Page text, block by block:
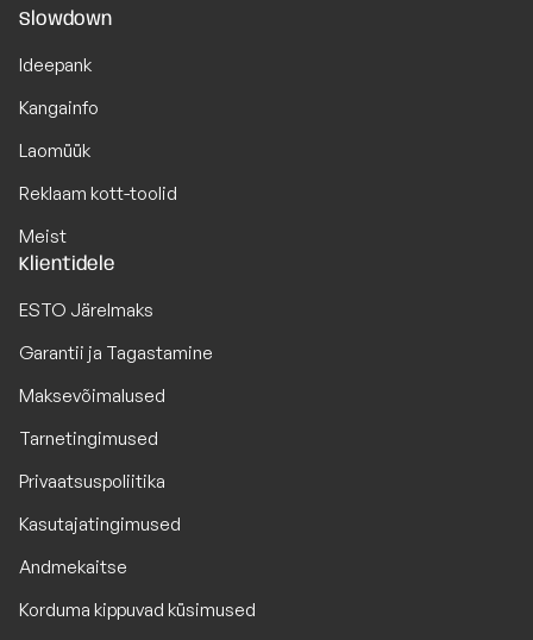
Slowdown
Ideepank
Kangainfo
Laomüük
Reklaam kott-toolid
Meist
Klientidele
ESTO Järelmaks
Garantii ja Tagastamine
Maksevõimalused
Tarnetingimused
Privaatsuspoliitika
Kasutajatingimused
Andmekaitse
Korduma kippuvad küsimused